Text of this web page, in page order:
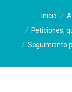
Inicio
Peticiones,
Seguimiento